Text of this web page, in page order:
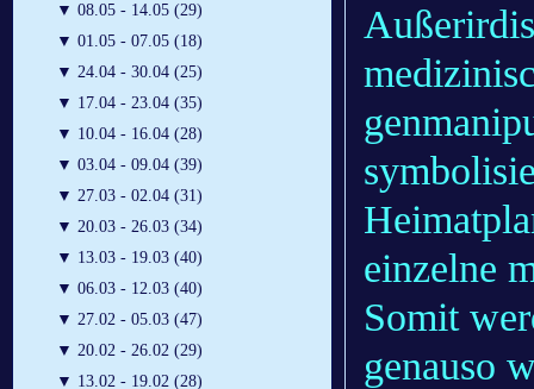
▼ 08.05 - 14.05 (29)
▼ 01.05 - 07.05 (18)
▼ 24.04 - 30.04 (25)
▼ 17.04 - 23.04 (35)
▼ 10.04 - 16.04 (28)
▼ 03.04 - 09.04 (39)
▼ 27.03 - 02.04 (31)
▼ 20.03 - 26.03 (34)
▼ 13.03 - 19.03 (40)
▼ 06.03 - 12.03 (40)
▼ 27.02 - 05.03 (47)
▼ 20.02 - 26.02 (29)
▼ 13.02 - 19.02 (28)
einzelne
Somit
genauso